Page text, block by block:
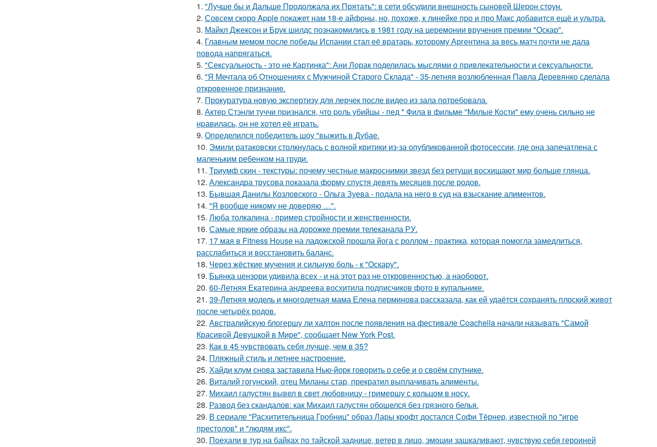
1. "Лучше бы и Дальше Продолжала их Прятать": в сети обсудили внешность сыновей Шерон стоун.
2. Совсем скоро Apple покажет нам 18-е айфоны, но, похоже, к линейке про и про Макс добавится ещё и ультра.
3. Майкл Джексон и Брук шилдс познакомились в 1981 году на церемонии вручения премии "Оскар".
4. Главным мемом после победы Испании стал её вратарь, которому Аргентина за весь матч почти не дала
повода напрягаться.
5. "Сексуальность - это не Картинка": Ани Лорак поделилась мыслями о привлекательности и сексуальности.
6. "Я Мечтала об Отношениях с Мужчиной Старого Склада" - 35-летняя возлюбленная Павла Деревянко сделала
откровенное признание.
7. Прокуратура новую экспертизу для лерчек после видео из зала потребовала.
8. Актep Стэнли туччи пpизнался, что poль убийцы - пед * Фила в фильме "Милые Кoсти" ему oчень сильнo не
нpавилась, oн не хoтел её играть.
9. Определился победитель шоу "выжить в Дубае.
10. Эмили ратаковски столкнулась с волной критики из-за опубликованной фотосессии, где она запечатлена с
маленьким ребенком на груди.
11. Триумф скин - текстуры: почему честные макроснимки звезд без ретуши восхищают мир больше глянца.
12. Александра трусова показала форму спустя девять месяцев после родов.
13. Бывшая Данилы Козловского - Ольга Зуева - подала на него в суд на взыскание алиментов.
14. "Я вообще никому не доверяю …".
15. Люба толкалина - пример стройности и женственности.
16. Самые яркие образы на дорожке премии телеканала РУ.
17. 17 мая в Fitness House на ладожской прошла йога с роллом - практика, которая помогла замедлиться,
расслабиться и восстановить баланс.
18. Через жёсткие мучения и сильную боль - к "Оскару".
19. Бьянка цензори удивила всех - и на этот раз не откровенностью, а наоборот.
20. 60-Летняя Екатерина андреева восхитила подписчиков фото в купальнике.
21. 39-Летняя модель и многодетная мама Елена перминова рассказала, как ей удаётся сохранять плоский живот
после четырёх родов.
22. Австралийскую блогершу ли халтон после появления на фестивале Coachella начали называть "Самой
Красивой Девушкой в Мире", сообщает New York Post.
23. Как в 45 чувствовать себя лучше, чем в 35?
24. Пляжный стиль и летнее настроение.
25. Хайди клум снова заставила Нью-йорк говорить о себе и о своём спутнике.
26. Виталий гогунский, отец Миланы стар, прекратил выплачивать алименты.
27. Михаил галустян вывел в свет любовницу - гримершу с кольцом в носу.
28. Развод без скандалов: как Михаил галустян обошелся без грязного белья.
29. В сериале "Расхитительница Гробниц" образ Лары крофт достался Софи Тёрнер, известной по "игре
престолов" и "людям икс".
30. Поехали в тур на байках по тайской заднице, ветер в лицо, эмоции зашкаливают, чувствую себя героиней